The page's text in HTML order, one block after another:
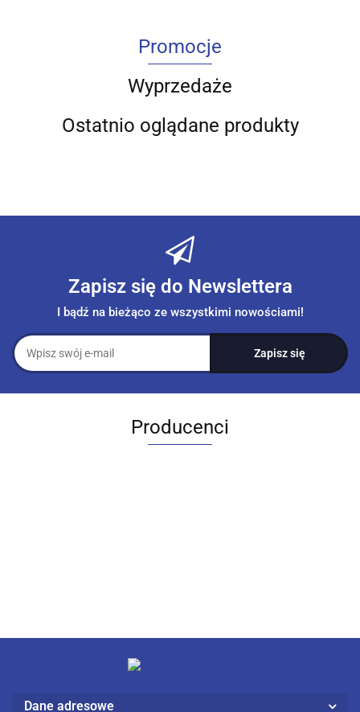
Promocje
Wyprzedaże
Ostatnio oglądane produkty
Zapisz się do Newslettera
I bądź na bieżąco ze wszystkimi nowościami!
Producenci
Dane adresowe